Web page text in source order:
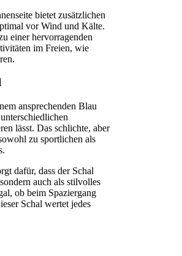
bietet zusätzlichen
vor Wind und Kälte.
einer hervorragenden
im Freien, wie
ansprechenden Blau
lässt. Das schlichte, aber
zu sportlichen als
dafür, dass der Schal
auch als stilvolles
ob beim Spaziergang
Schal wertet jedes